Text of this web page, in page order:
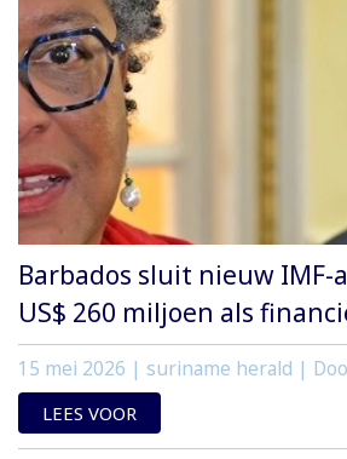
Barbados sluit nieuw IMF-
US$ 260 miljoen als
15 mei 2026 | suriname herald |
LEES VOOR